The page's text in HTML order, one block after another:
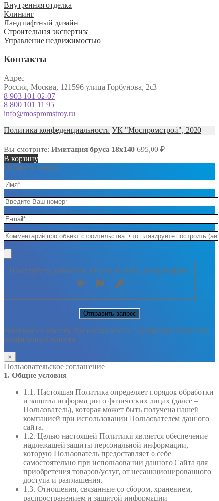
Внутренняя отделка
Клининг
Ландшафтный дизайн
Строительная экспертиза
Управление недвижимостью
Контакты
Адрес
Россия, Москва, 121596 улица Горбунова, 2с3
8 903 101 02-07
8 800 101 11 95
info@mospromstroy.ru
Политика конфеденциальности УК "Моспромстрой", 2020
Вы смотрите: Имитация бруса 18х140 695,00 ₽
В корзину
Оставить заявку
Пожалуйста, докажите, что вы человек, выбрав флаг.
Нажимая на кнопку, Вы соглашаетесь с условиями политики
конфиденциальности
×
Пользовательское соглашение
1. Общие условия
1.1. Настоящая Политика определяет порядок обработки
и защиты информации о физических лицах (далее –
Пользователь), которая может быть получена нашей
компанией при использовании Пользователем данного
сайта.
1.2. Целью настоящей Политики является обеспечение
надлежащей защиты персональной информации,
которую Пользователь предоставляет о себе
самостоятельно при использовании данного Сайта для
приобретения товаров/услуг, от несанкционированного
доступа и разглашения.
1.3. Отношения, связанные со сбором, хранением,
распространением и защитой информации